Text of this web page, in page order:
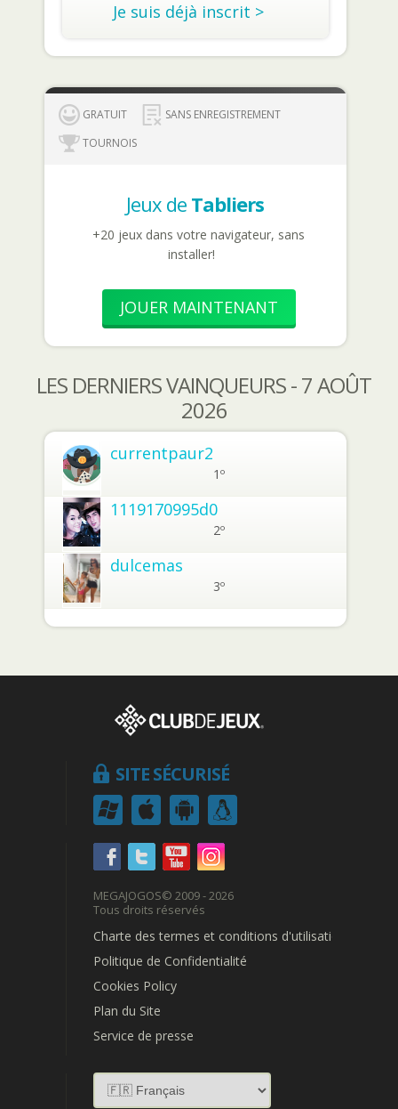
Je suis déjà inscrit >
GRATUIT
SANS ENREGISTREMENT
TOURNOIS
Jeux de Tabliers
+20 jeux dans votre navigateur, sans
installer!
JOUER MAINTENANT
LES DERNIERS VAINQUEURS - 7 AOÛT
2026
currentpaur2
1º
1119170995d0
2º
dulcemas
3º
SITE SÉCURISÉ
MEGAJOGOS© 2009 - 2026
Tous droits réservés
Charte des termes et conditions d'utilisation
Politique de Confidentialité
Cookies Policy
Plan du Site
Service de presse